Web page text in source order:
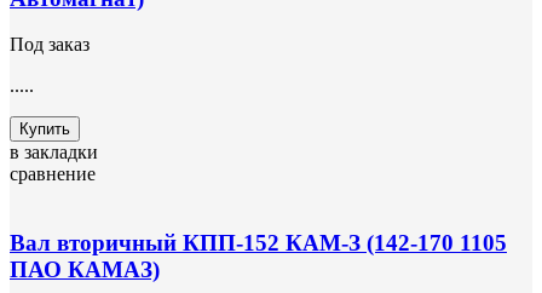
Под заказ
.....
Купить
в закладки
сравнение
Вал вторичный КПП-152 КАМ-З (142-170 1105
ПАО КАМАЗ)